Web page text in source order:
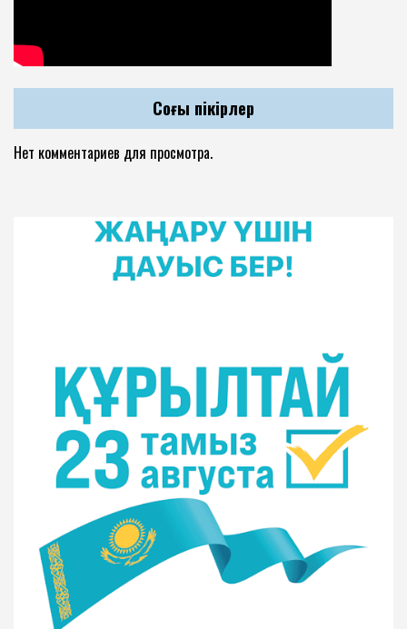
Соңғы пікірлер
Нет комментариев для просмотра.